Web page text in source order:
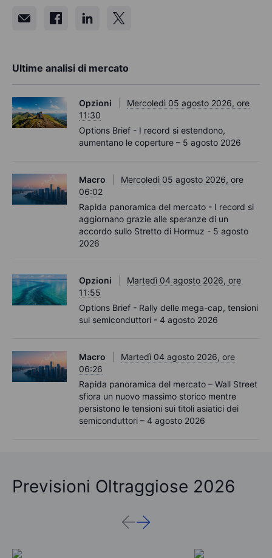
Ultime analisi di mercato
Opzioni
Mercoledì 05 agosto 2026, ore
11:30
Options Brief - I record si estendono,
aumentano le coperture – 5 agosto 2026
Macro
Mercoledì 05 agosto 2026, ore
06:02
Rapida panoramica del mercato - I record si
aggiornano grazie alle speranze di un
accordo sullo Stretto di Hormuz - 5 agosto
2026
Opzioni
Martedì 04 agosto 2026, ore
11:55
Options Brief - Rally delle mega-cap, tensioni
sui semiconduttori - 4 agosto 2026
Macro
Martedì 04 agosto 2026, ore
06:26
Rapida panoramica del mercato – Wall Street
sfiora un nuovo massimo storico mentre
persistono le tensioni sui titoli asiatici dei
semiconduttori – 4 agosto 2026
Previsioni Oltraggiose 2026